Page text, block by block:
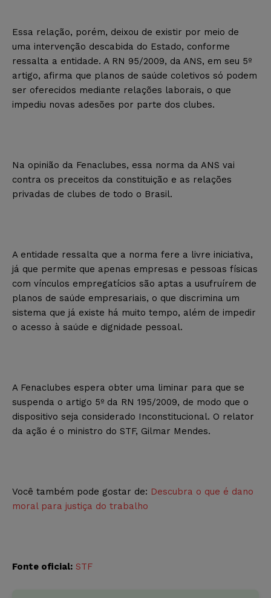
Essa relação, porém, deixou de existir por meio de
uma intervenção descabida do Estado, conforme
ressalta a entidade. A RN 95/2009, da ANS, em seu 5º
artigo, afirma que planos de saúde coletivos só podem
ser oferecidos mediante relações laborais, o que
impediu novas adesões por parte dos clubes.
Na opinião da Fenaclubes, essa norma da ANS vai
contra os preceitos da constituição e as relações
privadas de clubes de todo o Brasil.
A entidade ressalta que a norma fere a livre iniciativa,
já que permite que apenas empresas e pessoas físicas
com vínculos empregatícios são aptas a usufruírem de
planos de saúde empresariais, o que discrimina um
sistema que já existe há muito tempo, além de impedir
o acesso à saúde e dignidade pessoal.
A Fenaclubes espera obter uma liminar para que se
suspenda o artigo 5º da RN 195/2009, de modo que o
dispositivo seja considerado Inconstitucional. O relator
da ação é o ministro do STF, Gilmar Mendes.
Você também pode gostar de: Descubra o que é dano
moral para justiça do trabalho
Fonte oficial: STF